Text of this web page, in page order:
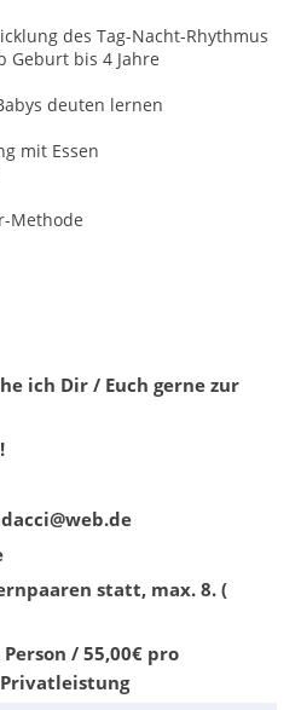
des Tag-Nacht-Rhythmus
Geburt bis 4 Jahre
deuten lernen
mit Essen
Methode
ich Dir / Euch gerne zur
statt, max. 8. (
/ 55,00€ pro